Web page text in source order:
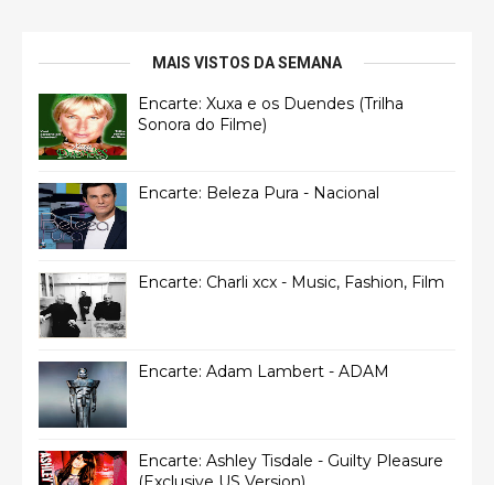
MAIS VISTOS DA SEMANA
Encarte: Xuxa e os Duendes (Trilha
Sonora do Filme)
Encarte: Beleza Pura - Nacional
Encarte: Charli xcx - Music, Fashion, Film
Encarte: Adam Lambert - ADAM
Encarte: Ashley Tisdale - Guilty Pleasure